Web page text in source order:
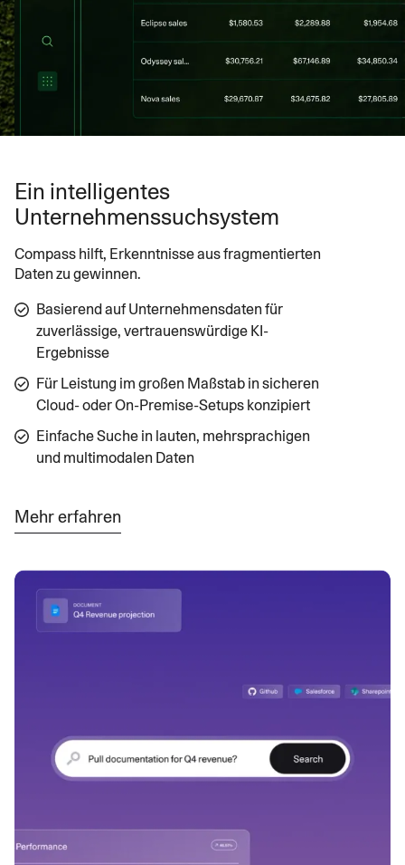
Ein intelligentes
Unternehmenssuchsystem
Compass hilft, Erkenntnisse aus fragmentierten
Daten zu gewinnen.
Basierend auf Unternehmensdaten für
zuverlässige, vertrauenswürdige KI-
Ergebnisse
Für Leistung im großen Maßstab in sicheren
Cloud- oder On-Premise-Setups konzipiert
Einfache Suche in lauten, mehrsprachigen
und multimodalen Daten
Mehr erfahren